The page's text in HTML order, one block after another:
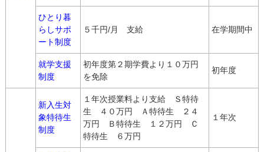
ひとり暮
らしサポ
ート制度
５千円/月 支給 在学期間中
就学支援
制度
初年度第２期学費より１０万円
を免除
初年度
新入生対
象特待生
制度
１年次授業料より支給 Ｓ特待
生 ４０万円 Ａ特待生 ２４
万円 Ｂ特待生 １２万円 Ｃ
特待生 ６万円
１年次